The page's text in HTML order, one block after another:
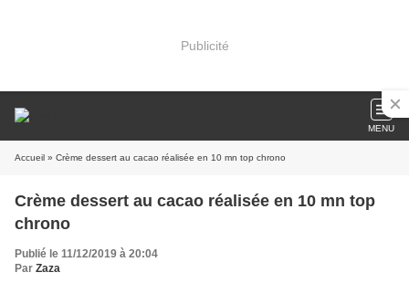
Publicité
MENU
Accueil » Crème dessert au cacao réalisée en 10 mn top chrono
Crème dessert au cacao réalisée en 10 mn top
chrono
Publié le 11/12/2019 à 20:04
Par Zaza